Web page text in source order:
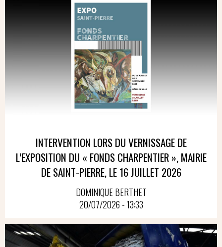
INTERVENTION LORS DU VERNISSAGE DE
L’EXPOSITION DU « FONDS CHARPENTIER », MAIRIE
DE SAINT-PIERRE, LE 16 JUILLET 2026
DOMINIQUE BERTHET
20/07/2026 - 13:33